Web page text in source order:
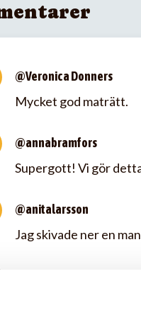
@Veronica Donners
Mycket god maträtt.
@annabramfors
Supergott! Vi gör
@anitalarsson
Jag skivade ner en
Mycket enkel och